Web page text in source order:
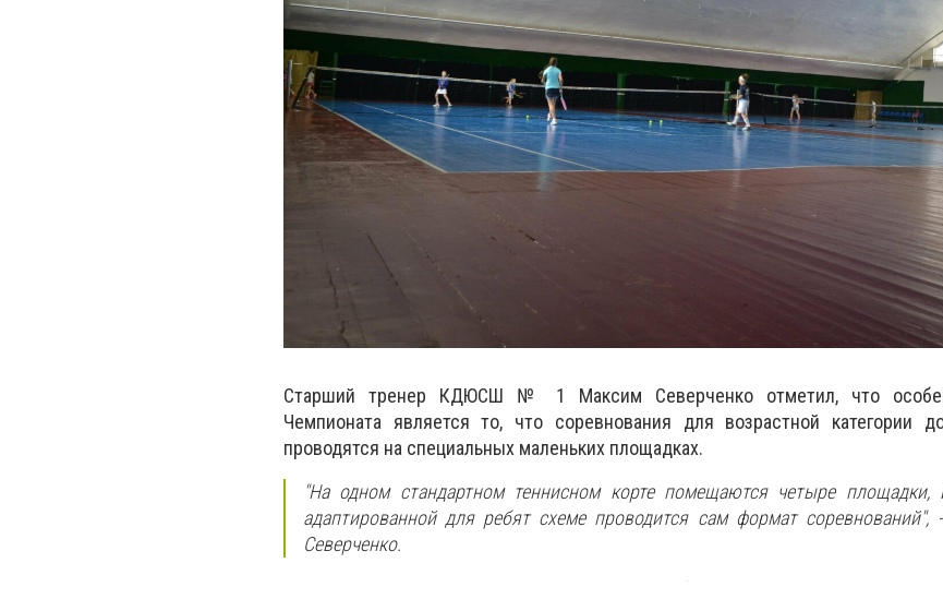
Старший тренер КДЮСШ № 1 Максим Северченко отметил, что
Чемпионата является то, что соревнования для возрастной категории
проводятся на специальных маленьких площадках.
"На одном стандартном теннисном корте помещаются четыре
адаптированной для ребят схеме проводится сам формат
Северченко.